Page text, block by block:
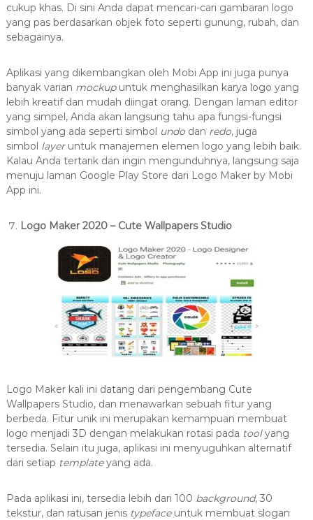
cukup khas. Di sini Anda dapat mencari-cari gambaran logo
yang pas berdasarkan objek foto seperti gunung, rubah, dan
sebagainya.
Aplikasi yang dikembangkan oleh Mobi App ini juga punya
banyak varian mockupuntuk menghasilkan karya logo yang
lebih kreatif dan mudah diingat orang. Dengan laman editor
yang simpel, Anda akan langsung tahu apa fungsi-fungsi
simbol yang ada seperti simbol undodan redo, juga
simbol layeruntuk manajemen elemen logo yang lebih baik.
Kalau Anda tertarik dan ingin mengunduhnya, langsung saja
menuju laman Google Play Store dari Logo Maker by Mobi
App ini.
Logo Maker 2020 – Cute Wallpapers Studio
Logo Maker kali ini datang dari pengembang Cute
Wallpapers Studio, dan menawarkan sebuah fitur yang
berbeda. Fitur unik ini merupakan kemampuan membuat
logo menjadi 3D dengan melakukan rotasi pada toolyang
tersedia. Selain itu juga, aplikasi ini menyuguhkan alternatif
dari setiap templateyang ada.
Pada aplikasi ini, tersedia lebih dari 100 background, 30
tekstur, dan ratusan jenis typefaceuntuk membuat slogan